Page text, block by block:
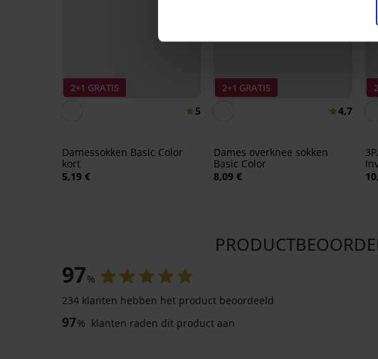
2+1 GRATIS
5
Damessokken Basic Color
kort
5,19 €
2+1 GRATIS
4,7
Dames overknee sokken
Basic Color
8,09 €
97%
234 klanten hebben het product beoordeeld
97% klanten raden dit product aan